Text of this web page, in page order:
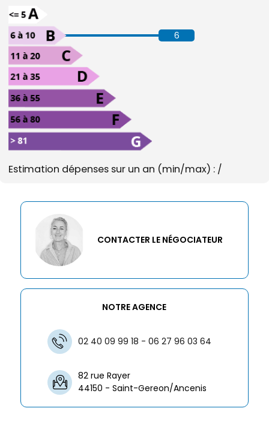
6
Estimation dépenses sur un an (min/max) : /
CONTACTER LE NÉGOCIATEUR
NOTRE AGENCE
02 40 09 99 18 - 06 27 96 03 64
82 rue Rayer
44150 - Saint-Gereon/Ancenis